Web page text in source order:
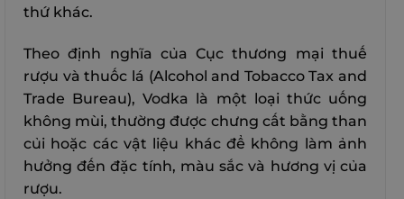
thứ khác.
Theo định nghĩa của Cục thương mại thuế
rượu và thuốc lá (Alcohol and Tobacco Tax and
Trade Bureau), Vodka là một loại thức uống
không mùi, thường được chưng cất bằng than
củi hoặc các vật liệu khác để không làm ảnh
hưởng đến đặc tính, màu sắc và hương vị của
rượu.